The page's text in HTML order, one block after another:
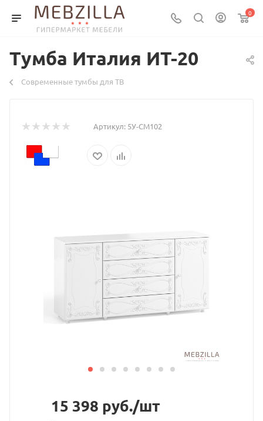
0
Тумба Италия ИТ-20
Современные тумбы для ТВ
Артикул: 5У-СМ102
15 398 руб./шт